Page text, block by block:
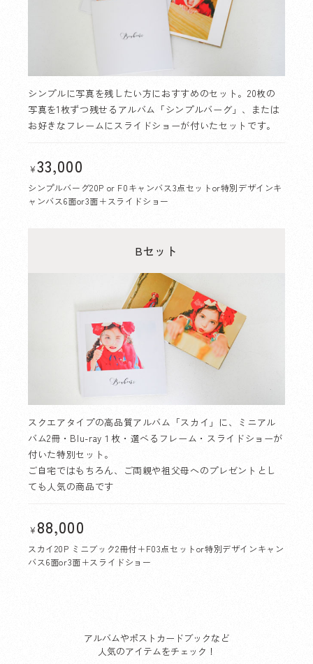
シンプルに写真を残したい方におすすめのセット。20枚の
写真を1枚ずつ残せるアルバム「シンプルバーグ」、または
お好きなフレームにスライドショーが付いたセットです。
￥33,000
シンプルバーグ20P or F0キャンバス3点セットor特別デザインキ
ャンバス6面or3面＋スライドショー
Bセット
スクエアタイプの高品質アルバム「スカイ」に、ミニアル
バム2冊・Blu-ray１枚・選べるフレーム・スライドショーが
付いた特別セット。
ご自宅ではもちろん、ご両親や祖父母へのプレゼントとし
ても人気の商品です
￥ 88,000
スカイ20P ミニブック2冊付＋F03点セットor特別デザインキャン
バス6面or3面＋スライドショー
アルバムやポストカードブックなど
人気のアイテムをチェック！